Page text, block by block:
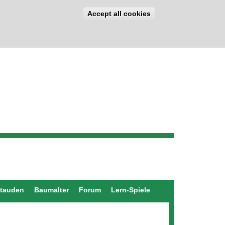
Accept all cookies
Baumalter Forum Lern-Spiele